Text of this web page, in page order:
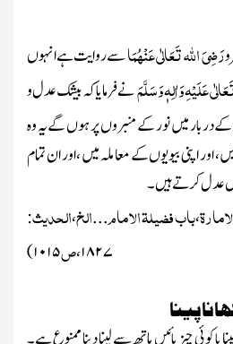
رَضِیَ اللہ تَعَالٰی عَنْہُمَاسے روایت ہے انہوں
عَلَیْہِ وَاٰلِہٖ وَسَلَّمَنے فرمایا کہ بیشک عدل و
کے دربار میں نور کے منبروں پر ہوں گے یہ وہ
اپنی بیویوں کے معاملہ میں ، اور ان تمام
عدل کرتے ہیں ۔
،باب فضیلۃ الامام...الخ،الحدیث:
۱۸۲۷،ص۱۰۱۵)